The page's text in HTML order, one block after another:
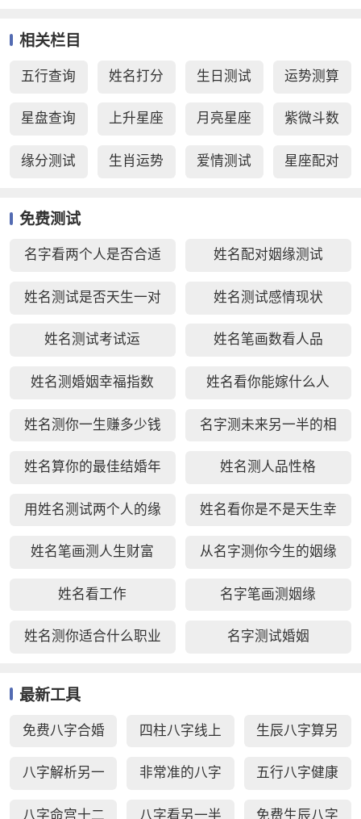
相关栏目
五行查询 姓名打分 生日测试 运势测算
星盘查询 上升星座 月亮星座 紫微斗数
缘分测试 生肖运势 爱情测试 星座配对
免费测试
名字看两个人是否合适 姓名配对姻缘测试
姓名测试是否天生一对 姓名测试感情现状
姓名测试考试运 姓名笔画数看人品
姓名测婚姻幸福指数 姓名看你能嫁什么人
姓名测你一生赚多少钱 名字测未来另一半的相
貌
姓名算你的最佳结婚年
纪
姓名测人品性格
用姓名测试两个人的缘
分
姓名看你是不是天生幸
运儿
姓名笔画测人生财富 从名字测你今生的姻缘
姓名看工作 名字笔画测姻缘
姓名测你适合什么职业 名字测试婚姻
最新工具
免费八字合婚
周易生辰八字
四柱八字线上
排盘
生辰八字算另
一半长相
八字解析另一
半
非常准的八字
日柱秘诀查询
五行八字健康
疾病测算
八字命宫十二 八字看另一半 免费生辰八字